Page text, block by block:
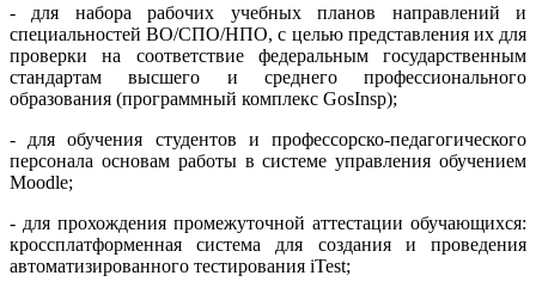
- для набора рабочих учебных планов направлений и
специальностей ВО/СПО/НПО, с целью представления их для
проверки на соответствие федеральным государственным
стандартам высшего и среднего профессионального
образования (программный комплекс GosInsp);
- для обучения студентов и профессорско-педагогического
персонала основам работы в системе управления обучением
Moodle;
- для прохождения промежуточной аттестации обучающихся:
кроссплатформенная система для создания и проведения
автоматизированного тестирования iTest;